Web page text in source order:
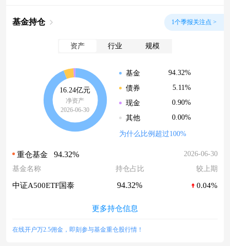
基金持仓 1个季报关注点 >
资产 行业 规模
16.24亿元
净资产
2026-06-30
基金
94.32%
债券
5.11%
现金
0.90%
其他
0.00%
为什么比例超过100%
重仓基金 94.32%
2026-06-30
基金名称
持仓占比 较上期
中证A500ETF国泰 94.32% 0.04%
更多持仓信息
在线开户万2.5佣金，即刻参与基金重仓股行情！